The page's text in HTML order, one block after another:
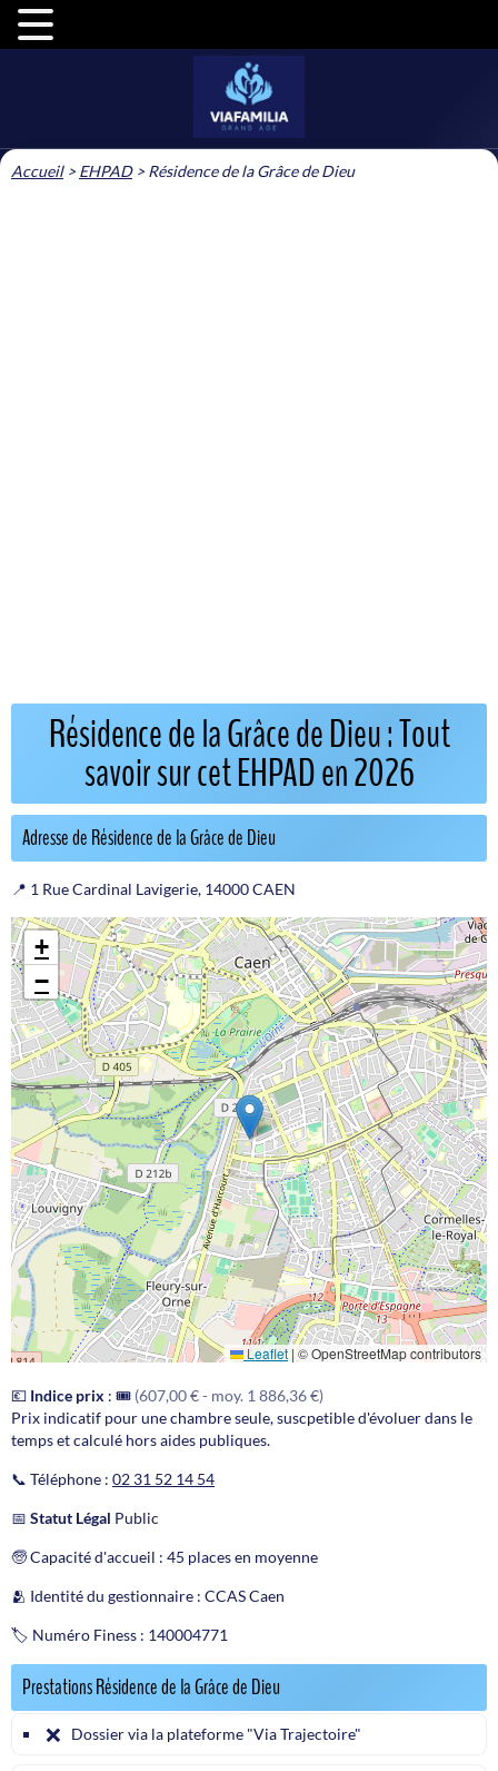
Accueil>EHPAD>Résidence de la Grâce de Dieu
Résidence de la Grâce de Dieu : Tout
savoir sur cet EHPAD en 2026
Adresse de Résidence de la Grâce de Dieu
📍 1 Rue Cardinal Lavigerie, 14000 CAEN
+
−
Leaflet |© OpenStreetMap contributors
💶 Indice prix : 🎟️ (607,00 € - moy. 1 886,36 €)
Prix indicatif pour une chambre seule, suscpetible d'évoluer dans le
temps et calculé hors aides publiques.
📞 Téléphone : 02 31 52 14 54
📅 Statut Légal Public
🧓 Capacité d'accueil : 45 places en moyenne
🫂 Identité du gestionnaire : CCAS Caen
🏷️ Numéro Finess : 140004771
Prestations Résidence de la Grâce de Dieu
❌ Dossier via la plateforme "Via Trajectoire"